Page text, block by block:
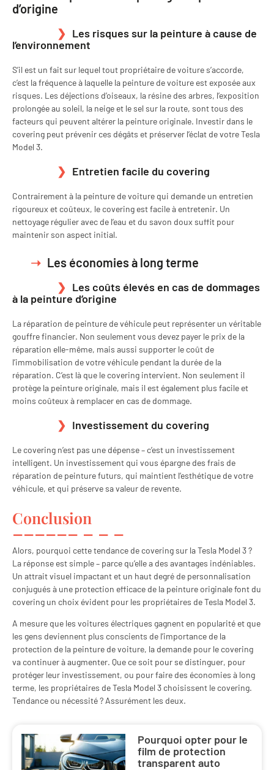
d’origine
Les risques sur la peinture à cause de
l’environnement
S’il est un fait sur lequel tout propriétaire de voiture s’accorde,
c’est la fréquence à laquelle la peinture de voiture est exposée aux
risques. Les déjections d’oiseaux, la résine des arbres, l’exposition
prolongée au soleil, la neige et le sel sur la route, sont tous des
facteurs qui peuvent altérer la peinture originale. Investir dans le
covering peut prévenir ces dégâts et préserver l’éclat de votre Tesla
Model 3.
Entretien facile du covering
Contrairement à la peinture de voiture qui demande un entretien
rigoureux et coûteux, le covering est facile à entretenir. Un
nettoyage régulier avec de l’eau et du savon doux suffit pour
maintenir son aspect initial.
Les économies à long terme
Les coûts élevés en cas de dommages
à la peinture d’origine
La réparation de peinture de véhicule peut représenter un véritable
gouffre financier. Non seulement vous devez payer le prix de la
réparation elle-même, mais aussi supporter le coût de
l’immobilisation de votre véhicule pendant la durée de la
réparation. C’est là que le covering intervient. Non seulement il
protège la peinture originale, mais il est également plus facile et
moins coûteux à remplacer en cas de dommage.
Investissement du covering
Le covering n’est pas une dépense – c’est un investissement
intelligent. Un investissement qui vous épargne des frais de
réparation de peinture futurs, qui maintient l’esthétique de votre
véhicule, et qui préserve sa valeur de revente.
Conclusion
Alors, pourquoi cette tendance de covering sur la Tesla Model 3 ?
La réponse est simple – parce qu’elle a des avantages indéniables.
Un attrait visuel impactant et un haut degré de personnalisation
conjugués à une protection efficace de la peinture originale font du
covering un choix évident pour les propriétaires de Tesla Model 3.
A mesure que les voitures électriques gagnent en popularité et que
les gens deviennent plus conscients de l’importance de la
protection de la peinture de voiture, la demande pour le covering
va continuer à augmenter. Que ce soit pour se distinguer, pour
protéger leur investissement, ou pour faire des économies à long
terme, les propriétaires de Tesla Model 3 choisissent le covering.
Tendance ou nécessité ? Assurément les deux.
Pourquoi opter pour le
film de protection
transparent auto